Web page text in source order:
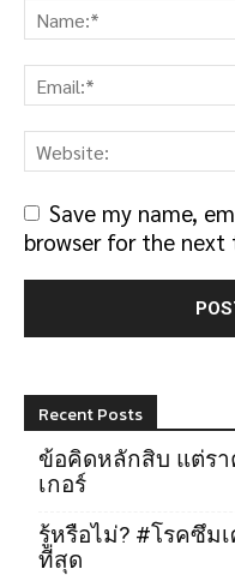
Save my name,
browser for the
Recent Posts
ข้อคิดหลักสิบ แต่ร
เกอร์
รู้หรือไม่? #โรคซึม
ที่สุด